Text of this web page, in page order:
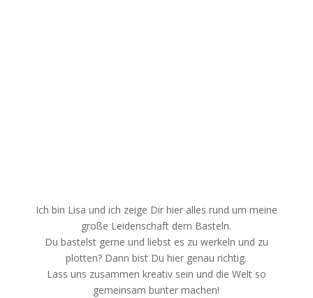
Ich bin Lisa und ich zeige Dir hier alles rund um meine
große Leidenschaft dem Basteln.
Du bastelst gerne und liebst es zu werkeln und zu
plotten? Dann bist Du hier genau richtig.
Lass uns zusammen kreativ sein und die Welt so
gemeinsam bunter machen!